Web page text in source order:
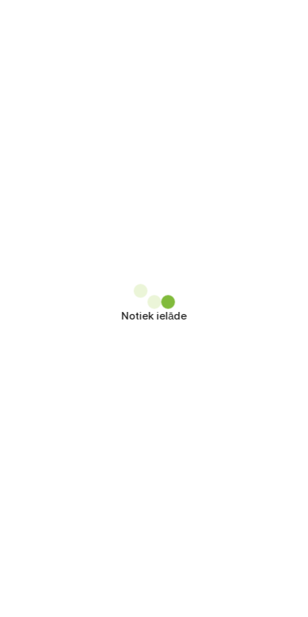
Notiek ielāde